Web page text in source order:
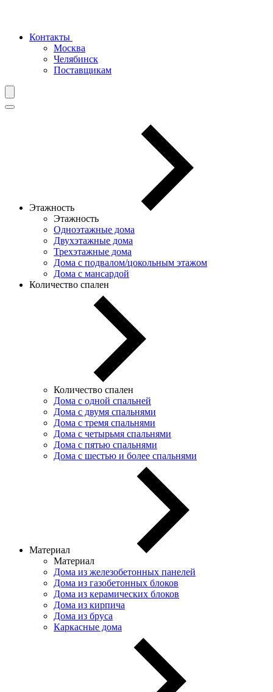
Контакты
Москва
Челябинск
Поставщикам
Этажность
Этажность
Одноэтажные дома
Двухэтажные дома
Трехэтажные дома
Дома с подвалом/цокольным этажом
Дома с мансардой
Количество спален
Количество спален
Дома с одной спальней
Дома с двумя спальнями
Дома с тремя спальнями
Дома с четырьмя спальнями
Дома с пятью спальнями
Дома с шестью и более спальнями
Материал
Материал
Дома из железобетонных панелей
Дома из газобетонных блоков
Дома из керамических блоков
Дома из кирпича
Дома из бруса
Каркасные дома